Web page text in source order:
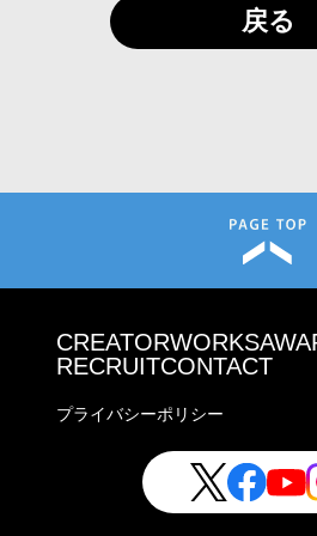
戻る
CREATORWORKS
RECRUITCONTACT
プライバシーポリシー